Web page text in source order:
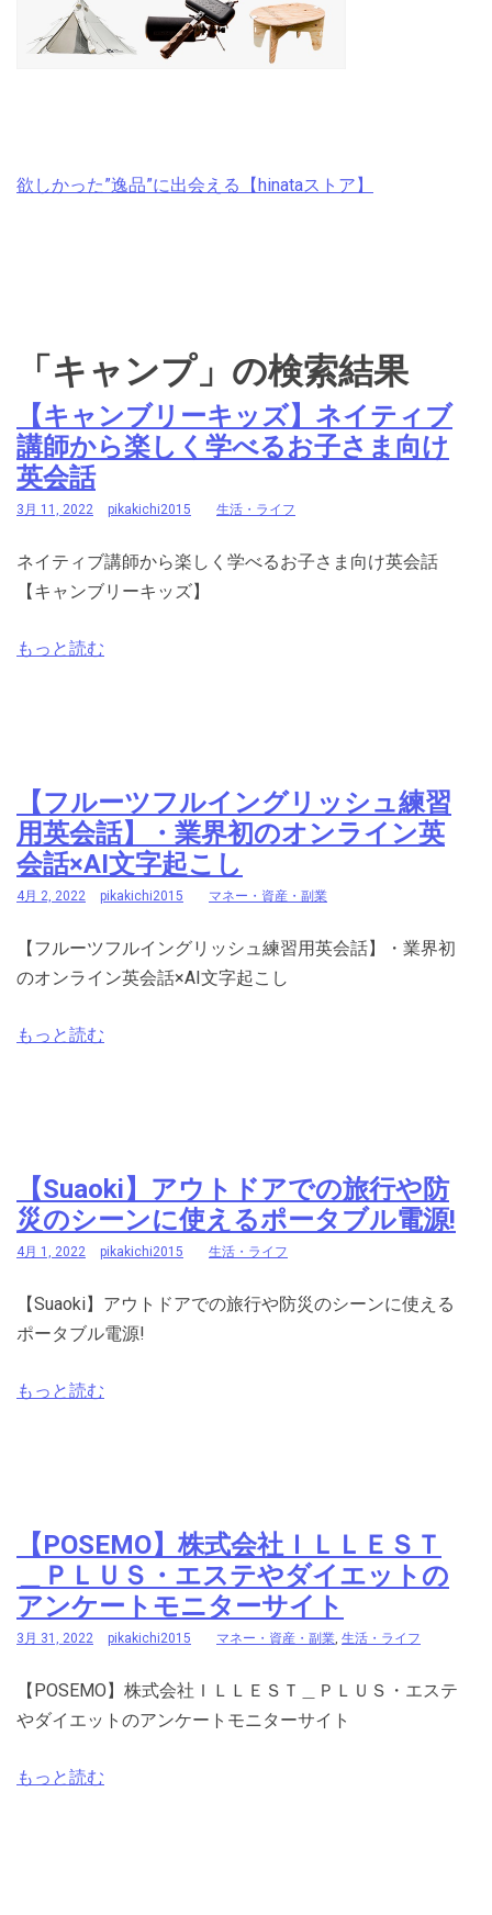
欲しかった”逸品”に出会える【hinataストア】
「キャンプ」の検索結果
【キャンブリーキッズ】ネイティブ
講師から楽しく学べるお子さま向け
英会話
3月 11, 2022 pikakichi2015 生活・ライフ
ネイティブ講師から楽しく学べるお子さま向け英会話
【キャンブリーキッズ】
もっと読む
【フルーツフルイングリッシュ練習
用英会話】・業界初のオンライン英
会話×AI文字起こし
4月 2, 2022 pikakichi2015 マネー・資産・副業
【フルーツフルイングリッシュ練習用英会話】・業界初
のオンライン英会話×AI文字起こし
もっと読む
【Suaoki】アウトドアでの旅行や防
災のシーンに使えるポータブル電源!
4月 1, 2022 pikakichi2015 生活・ライフ
【Suaoki】アウトドアでの旅行や防災のシーンに使える
ポータブル電源!
もっと読む
【POSEMO】株式会社ＩＬＬＥＳＴ
＿ＰＬＵＳ・エステやダイエットの
アンケートモニターサイト
3月 31, 2022 pikakichi2015 マネー・資産・副業, 生活・ライフ
【POSEMO】株式会社ＩＬＬＥＳＴ＿ＰＬＵＳ・エステ
やダイエットのアンケートモニターサイト
もっと読む